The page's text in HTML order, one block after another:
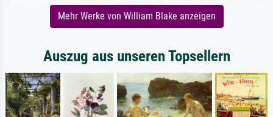
Mehr Werke von William Blake anzeigen
Auszug aus unseren Topsellern